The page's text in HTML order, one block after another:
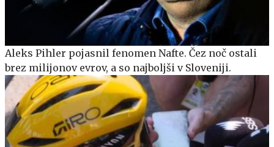
Aleks Pihler pojasnil fenomen Nafte. Čez noč ostali
brez milijonov evrov, a so najboljši v Sloveniji.